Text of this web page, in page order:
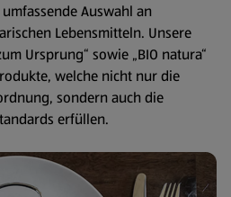
umfassende Auswahl an
Lebensmitteln. Unsere
Ursprung“ sowie „BIO natura“
welche nicht nur die
sondern auch die
erfüllen.